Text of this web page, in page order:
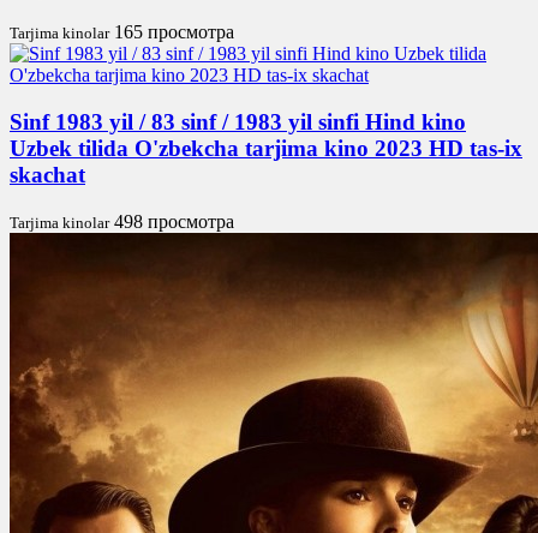
Tarjima kinolar 165 просмотра
Sinf 1983 yil / 83 sinf / 1983 yil sinfi Hind kino
Uzbek tilida O'zbekcha tarjima kino 2023 HD tas-ix
skachat
Tarjima kinolar 498 просмотра